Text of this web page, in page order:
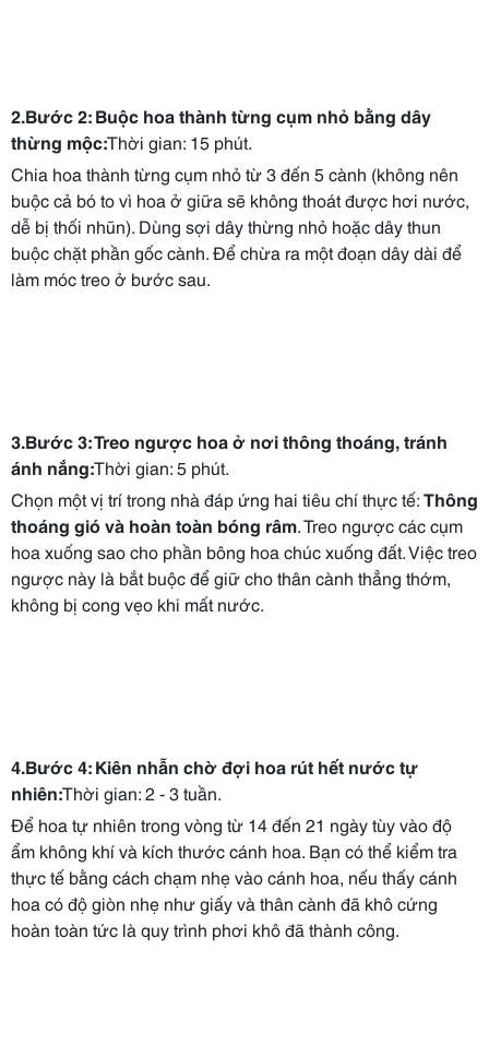
2.Bước 2: Buộc hoa thành từng cụm nhỏ bằng dây
thừng mộc:Thời gian: 15 phút.
Chia hoa thành từng cụm nhỏ từ 3 đến 5 cành (không nên
buộc cả bó to vì hoa ở giữa sẽ không thoát được hơi nước,
dễ bị thối nhũn). Dùng sợi dây thừng nhỏ hoặc dây thun
buộc chặt phần gốc cành. Để chừa ra một đoạn dây dài để
làm móc treo ở bước sau.
3.Bước 3: Treo ngược hoa ở nơi thông thoáng, tránh
ánh nắng:Thời gian: 5 phút.
Chọn một vị trí trong nhà đáp ứng hai tiêu chí thực tế:Thông
thoáng gió và hoàn toàn bóng râm. Treo ngược các cụm
hoa xuống sao cho phần bông hoa chúc xuống đất. Việc treo
ngược này là bắt buộc để giữ cho thân cành thẳng thớm,
không bị cong vẹo khi mất nước.
4.Bước 4: Kiên nhẫn chờ đợi hoa rút hết nước tự
nhiên:Thời gian: 2 - 3 tuần.
Để hoa tự nhiên trong vòng từ 14 đến 21 ngày tùy vào độ
ẩm không khí và kích thước cánh hoa. Bạn có thể kiểm tra
thực tế bằng cách chạm nhẹ vào cánh hoa, nếu thấy cánh
hoa có độ giòn nhẹ như giấy và thân cành đã khô cứng
hoàn toàn tức là quy trình phơi khô đã thành công.